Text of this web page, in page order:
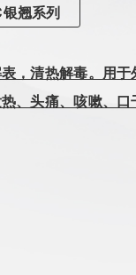
翘系列
，清热解毒。用于
、头痛、咳嗽、口